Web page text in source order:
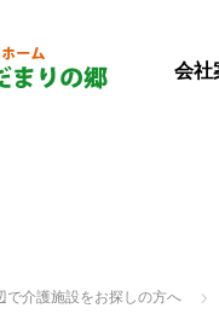
会社
で介護施設をお探しの方へ